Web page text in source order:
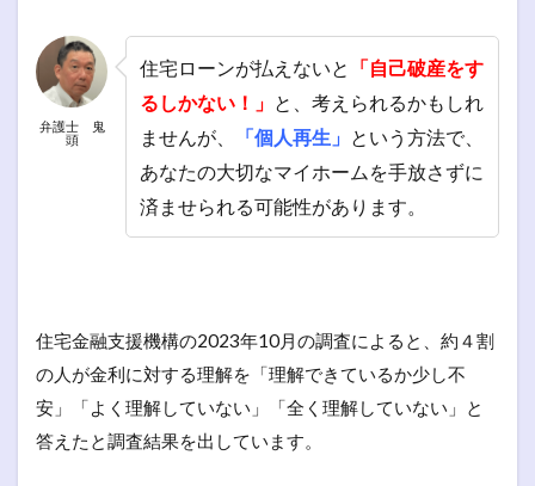
弁護士 鬼
頭
住宅ローンが払えないと
「自己破産をす
るしかない！」 と、考えられるかもしれ
ませんが、
「個人再生」
という方法で、
あなたの大切なマイホームを手放さずに
済ませられる可能性があります。
住宅金融支援機構の2023年10月の調査によると、約４割
の人が金利に対する理解を「理解できているか少し不
安」「よく理解していない」「全く理解していない」と
答えたと調査結果を出しています。